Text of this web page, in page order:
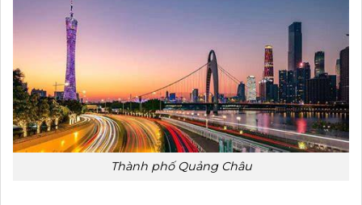
Thành phố Quảng Châu